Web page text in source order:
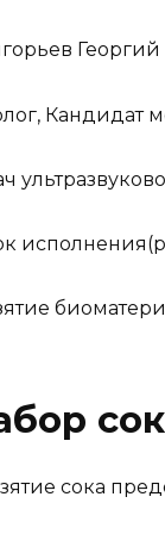
Кандидат